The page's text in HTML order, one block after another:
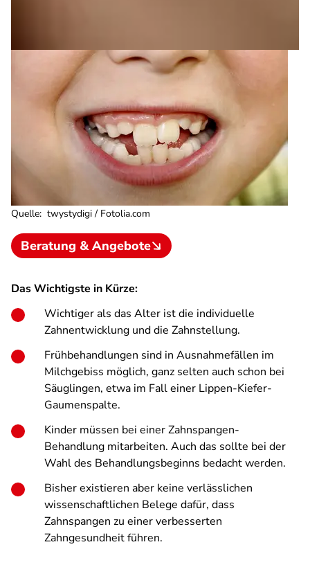
Quelle: twystydigi / Fotolia.com
Beratung & Angebote
Das Wichtigste in Kürze:
Wichtiger als das Alter ist die individuelle
Zahnentwicklung und die Zahnstellung.
Frühbehandlungen sind in Ausnahmefällen im
Milchgebiss möglich, ganz selten auch schon bei
Säuglingen, etwa im Fall einer Lippen-Kiefer-
Gaumenspalte.
Kinder müssen bei einer Zahnspangen-
Behandlung mitarbeiten. Auch das sollte bei der
Wahl des Behandlungsbeginns bedacht werden.
Bisher existieren aber keine verlässlichen
wissenschaftlichen Belege dafür, dass
Zahnspangen zu einer verbesserten
Zahngesundheit führen.